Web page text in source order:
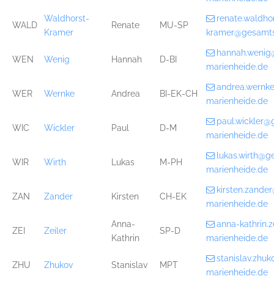
WALD
Waldhorst-
Kramer
Renate MU-SP
WEN Wenig Hannah D-BI
marienheide.de
WER Wernke Andrea BI-EK-CH
marienheide.de
WIC Wickler Paul D-M
marienheide.de
WIR Wirth Lukas M-PH
marienheide.de
ZAN Zander Kirsten CH-EK
marienheide.de
ZEI Zeiler
Anna-
Kathrin
SP-D
anna-
marienheide.de
ZHU Zhukov Stanislav MPT
marienheide.de